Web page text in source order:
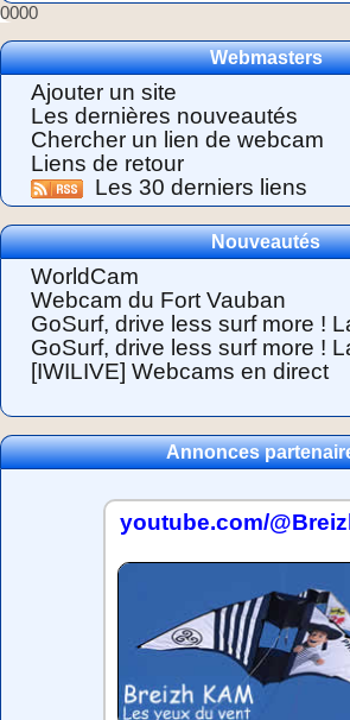
0000
Webmasters
Ajouter un site
Les dernières nouveautés
Chercher un lien de webcam
Liens de retour
Les 30 derniers liens
Nouveautés
WorldCam
Webcam du Fort Vauban
GoSurf, drive less surf more !
GoSurf, drive less surf more !
[IWILIVE] Webcams en direct
Annonces
youtube.com/